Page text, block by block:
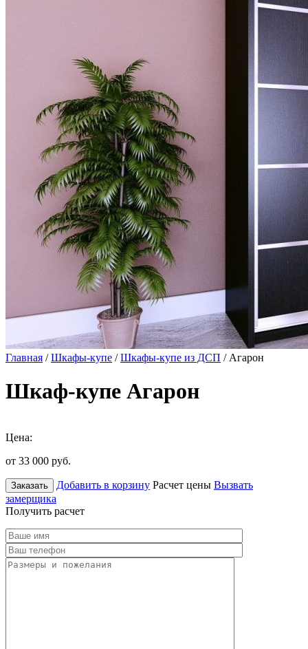
Главная /Шкафы-купе /Шкафы-купе из ДСП / Агарон
Шкаф-купе Агарон
Цена:
от 33 000 руб.
Заказать Добавить в корзину Расчет цены Вызвать
замерщика
Получить расчет